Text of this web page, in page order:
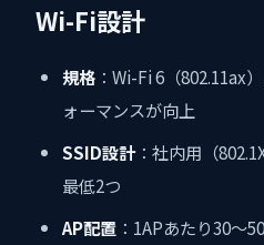
Wi-Fi設計
規格 ：Wi-Fi 6（802.11ax
ォーマンスが向上
SSID設計：社内用（
最低2つ
AP配置 ：1APあたり30〜